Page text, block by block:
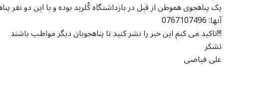
یک پناهجوی هموطن از قبل در بازداشتگاه کُلرید بوده و با این دو
آنها: 0767107496
تاکید می کنم این خبر را نشر کنید تا پناهجویان دیگر مواظب باشند!!!
تشکر
علی فیاضی